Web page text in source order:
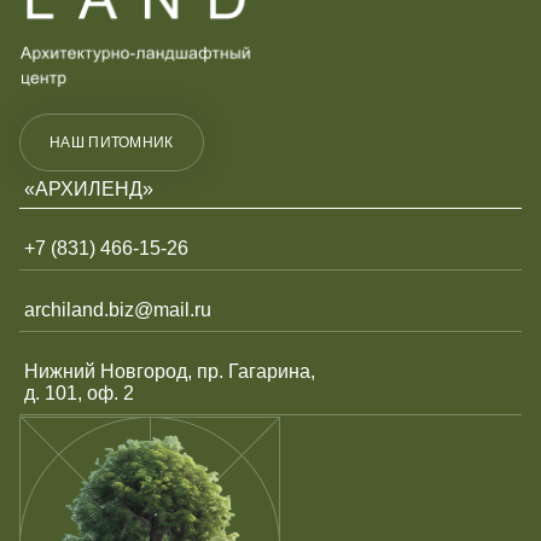
НАШ ПИТОМНИК
«АРХИЛЕНД»
+7 (831) 466-15-26
archiland.biz@mail.ru
Нижний Новгород, пр. Гагарина,
д. 101, оф. 2
Конфиденциальность Условия использования
КонфиденциальностьиУсловия использования